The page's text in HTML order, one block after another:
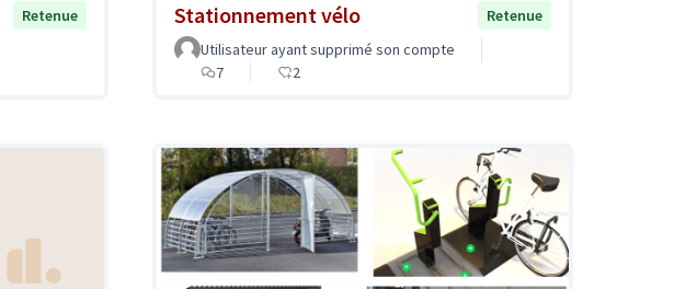
Retenue Stationnement vélo
Retenue
Utilisateur ayant supprimé son compte
7
2